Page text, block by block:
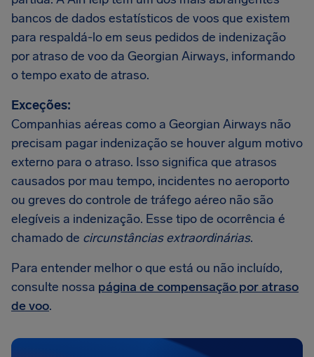
bancos de dados estatísticos de voos que existem
para respaldá-lo em seus pedidos de indenização
por atraso de voo da Georgian Airways, informando
o tempo exato de atraso.
Exceções:
Companhias aéreas como a Georgian Airways não
precisam pagar indenização se houver algum motivo
externo para o atraso. Isso significa que atrasos
causados por mau tempo, incidentes no aeroporto
ou greves do controle de tráfego aéreo não são
elegíveis a indenização. Esse tipo de ocorrência é
chamado de circunstâncias extraordinárias.
Para entender melhor o que está ou não incluído,
consulte nossa página de compensação por atraso
de voo.